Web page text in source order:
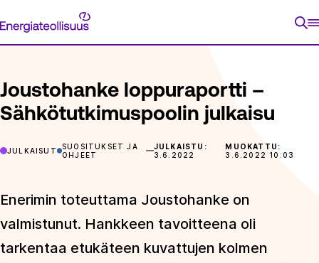
suoraan
Energiateollisuus
ETUSIVU
Joustohanke loppuraportti –
Sähkötutkimuspoolin julkaisu
JULKAISUT
SUOSITUKSET JA
OHJEET
JULKAISTU:
3.6.2022
MUOKATTU:
3.6.2022 10:03
Enerimin toteuttama Joustohanke on
valmistunut. Hankkeen tavoitteena oli
tarkentaa etukäteen kuvattujen kolmen